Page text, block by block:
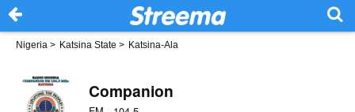
Nigeria > Katsina State > Katsina-Ala
Companion